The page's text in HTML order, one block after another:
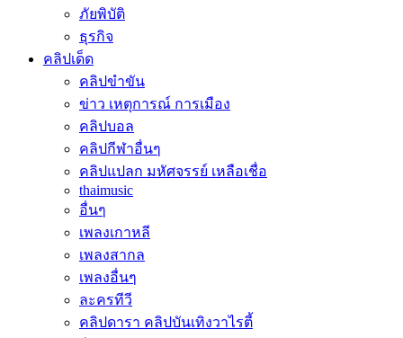
ภัยพิบัติ
ธุรกิจ
คลิปเด็ด
คลิปขำขัน
ข่าว เหตุการณ์ การเมือง
คลิปบอล
คลิปกีฬาอื่นๆ
คลิปแปลก มหัศจรรย์ เหลือเชื่อ
thaimusic
อื่นๆ
เพลงเกาหลี
เพลงสากล
เพลงอื่นๆ
ละครทีวี
คลิปดารา คลิปบันเทิงวาไรตี้